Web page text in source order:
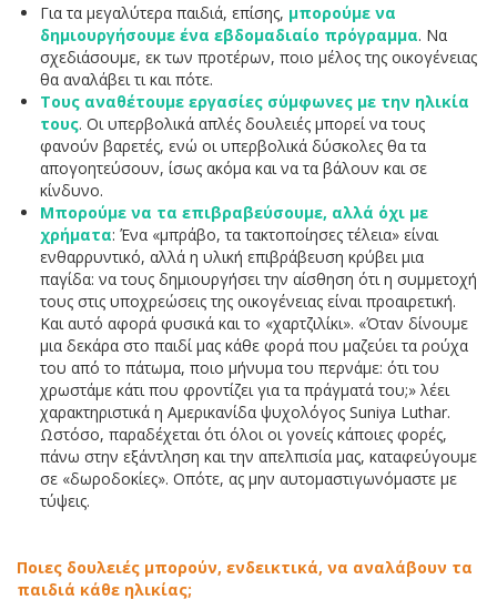
Για τα μεγαλύτερα παιδιά, επίσης, μπορούμε να
δημιουργήσουμε ένα εβδομαδιαίο πρόγραμμα. Να
σχεδιάσουμε, εκ των προτέρων, ποιο μέλος της οικογένειας
θα αναλάβει τι και πότε.
Τους αναθέτουμε εργασίες σύμφωνες με την ηλικία
τους. Οι υπερβολικά απλές δουλειές μπορεί να τους
φανούν βαρετές, ενώ οι υπερβολικά δύσκολες θα τα
απογοητεύσουν, ίσως ακόμα και να τα βάλουν και σε
κίνδυνο.
Μπορούμε να τα επιβραβεύσουμε, αλλά όχι με
χρήματα: Ένα «μπράβο, τα τακτοποίησες τέλεια» είναι
ενθαρρυντικό, αλλά η υλική επιβράβευση κρύβει μια
παγίδα: να τους δημιουργήσει την αίσθηση ότι η συμμετοχή
τους στις υποχρεώσεις της οικογένειας είναι προαιρετική.
Και αυτό αφορά φυσικά και το «χαρτζιλίκι». «Όταν δίνουμε
μια δεκάρα στο παιδί μας κάθε φορά που μαζεύει τα ρούχα
του από το πάτωμα, ποιο μήνυμα του περνάμε: ότι του
χρωστάμε κάτι που φροντίζει για τα πράγματά του;» λέει
χαρακτηριστικά η Αμερικανίδα ψυχολόγος Suniya Luthar.
Ωστόσο, παραδέχεται ότι όλοι οι γονείς κάποιες φορές,
πάνω στην εξάντληση και την απελπισία μας, καταφεύγουμε
σε «δωροδοκίες». Οπότε, ας μην αυτομαστιγωνόμαστε με
τύψεις.
Ποιες δουλειές μπορούν, ενδεικτικά, να αναλάβουν τα
παιδιά κάθε ηλικίας;